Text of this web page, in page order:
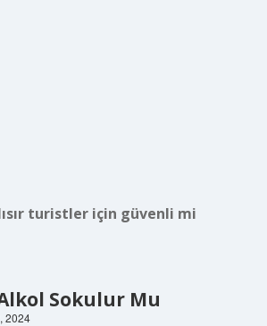
turistler için güvenli mi
Alkol Sokulur Mu
2024